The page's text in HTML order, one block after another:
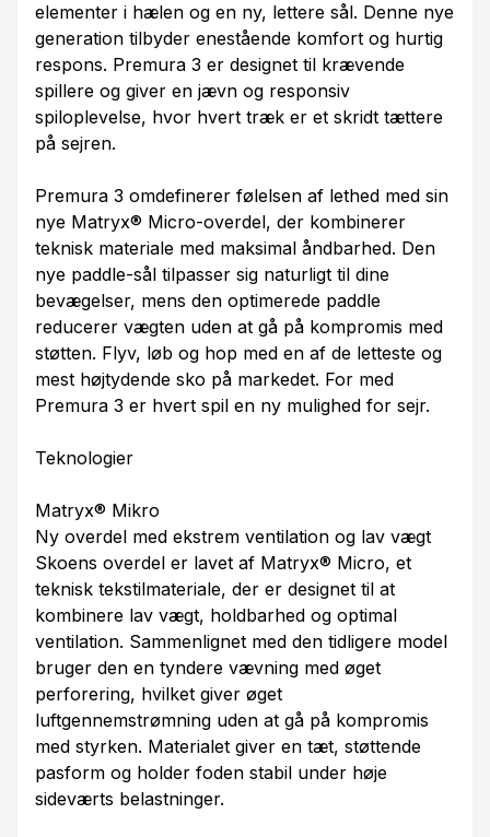
elementer i hælen og en ny, lettere sål. Denne nye
generation tilbyder enestående komfort og hurtig
respons. Premura 3 er designet til krævende
spillere og giver en jævn og responsiv
spiloplevelse, hvor hvert træk er et skridt tættere
på sejren.
Premura 3 omdefinerer følelsen af lethed med sin
nye Matryx® Micro-overdel, der kombinerer
teknisk materiale med maksimal åndbarhed. Den
nye paddle-sål tilpasser sig naturligt til dine
bevægelser, mens den optimerede paddle
reducerer vægten uden at gå på kompromis med
støtten. Flyv, løb og hop med en af de letteste og
mest højtydende sko på markedet. For med
Premura 3 er hvert spil en ny mulighed for sejr.
Teknologier
Matryx® Mikro
Ny overdel med ekstrem ventilation og lav vægt
Skoens overdel er lavet af Matryx® Micro, et
teknisk tekstilmateriale, der er designet til at
kombinere lav vægt, holdbarhed og optimal
ventilation. Sammenlignet med den tidligere model
bruger den en tyndere vævning med øget
perforering, hvilket giver øget
luftgennemstrømning uden at gå på kompromis
med styrken. Materialet giver en tæt, støttende
pasform og holder foden stabil under høje
sideværts belastninger.